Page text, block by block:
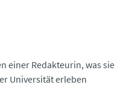
einer Redakteurin, was sie
Universität erleben